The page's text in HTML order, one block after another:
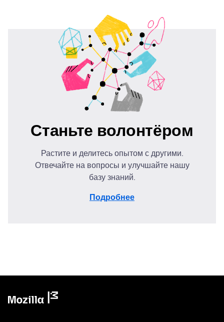
Станьте волонтёром
Растите и делитесь опытом с другими.
Отвечайте на вопросы и улучшайте нашу
базу знаний.
Подробнее